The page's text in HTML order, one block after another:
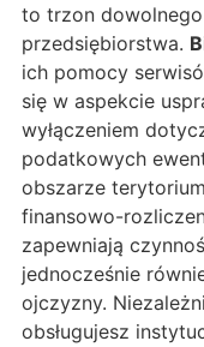
to trzon
przedsiębiorstwa.
ich pomocy
się w aspekcie
wyłączeniem
podatkowych
obszarze
finansowo-
zapewniają
jednocześnie
ojczyzny.
obsługujesz